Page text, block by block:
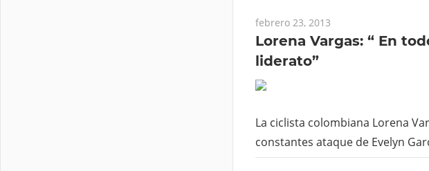
febrero 23, 2013
Lorena Vargas: “ En
liderato”
La ciclista colombiana Lorena
constantes ataque de Evelyn